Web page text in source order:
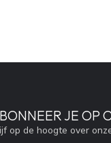
JE OP
op de hoogte over